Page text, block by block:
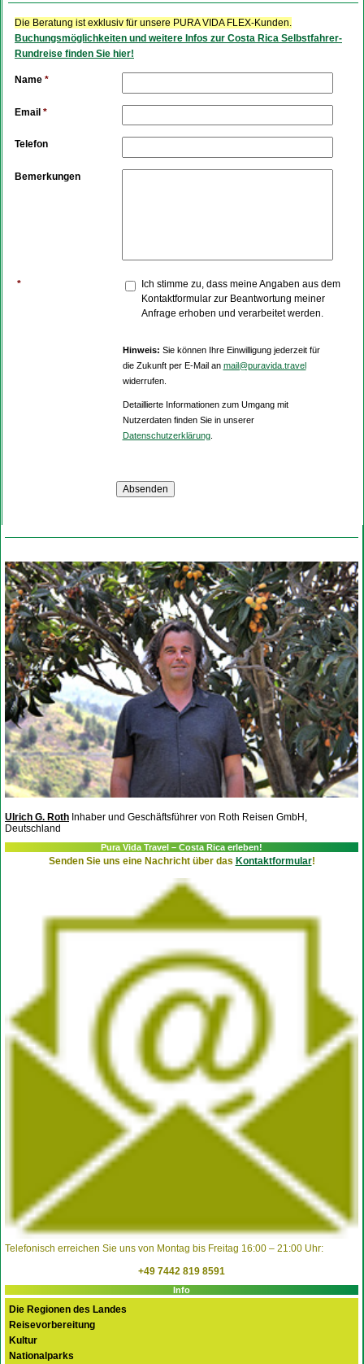
Die Beratung ist exklusiv für unsere PURA VIDA FLEX-Kunden.
Buchungsmöglichkeiten und weitere Infos zur Costa Rica Selbstfahrer-
Rundreise finden Sie hier!
Name *
Email *
Telefon
Bemerkungen
*
Ich stimme zu, dass meine Angaben aus dem
Kontaktformular zur Beantwortung meiner
Anfrage erhoben und verarbeitet werden.
Hinweis: Sie können Ihre Einwilligung jederzeit für
die Zukunft per E-Mail an mail@puravida.travel
widerrufen.
Detaillierte Informationen zum Umgang mit
Nutzerdaten finden Sie in unserer
Datenschutzerklärung.
Ulrich G. Roth Inhaber und Geschäftsführer von Roth Reisen GmbH,
Deutschland
Pura Vida Travel – Costa Rica erleben!
Senden Sie uns eine Nachricht über das Kontaktformular!
Telefonisch erreichen Sie uns von Montag bis Freitag 16:00 – 21:00 Uhr:
+49 7442 819 8591
Info
Die Regionen des Landes
Reisevorbereitung
Kultur
Nationalparks